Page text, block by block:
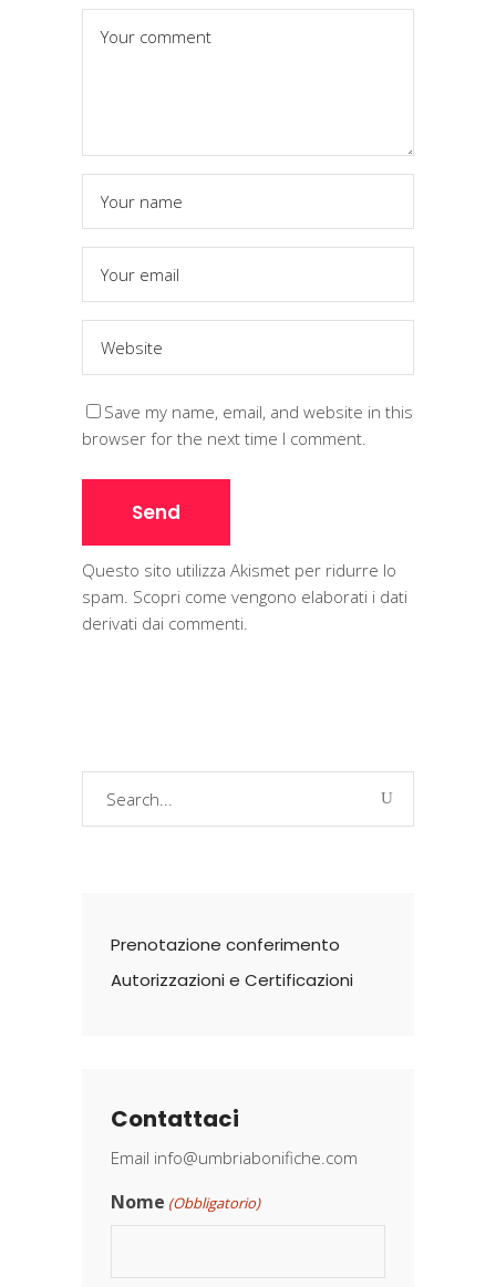
Save my name, email, and website in this
browser for the next time I comment.
Questo sito utilizza Akismet per ridurre lo
spam. Scopri come vengono elaborati i dati
derivati dai commenti.
Prenotazione conferimento
Autorizzazioni e Certificazioni
Contattaci
Email info@umbriabonifiche.com
Nome (Obbligatorio)